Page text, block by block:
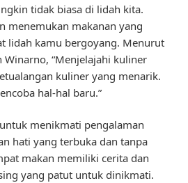
tidak biasa di lidah kita.
menemukan makanan yang
lidah kamu bergoyang. Menurut
Winarno, “Menjelajahi kuliner
kuliner yang menarik.
hal-hal baru.”
menikmati pengalaman
hati yang terbuka dan tanpa
makan memiliki cerita dan
yang patut untuk dinikmati.